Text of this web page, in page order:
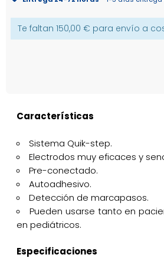
Te faltan 150,00 € para envío a
Características
Sistema Quik-step.
Electrodos muy eficaces y
Pre-conectado.
Autoadhesivo.
Detección de marcapasos.
Pueden usarse tanto en
en pediátricos.
Especificaciones